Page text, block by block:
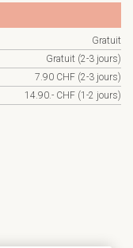
Gratuit
Gratuit (2-3 jours)
7.90 CHF (2-3 jours)
14.90.- CHF (1-2 jours)